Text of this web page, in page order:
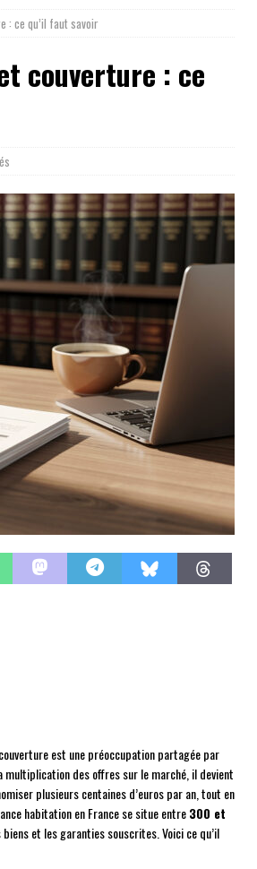
: ce qu’il faut savoir
couverture : ce
est une préoccupation partagée par
multiplication des offres sur le marché, il devient
plusieurs centaines d’euros par an, tout en
habitation en France se situe entre300 et
et les garanties souscrites. Voici ce qu’il